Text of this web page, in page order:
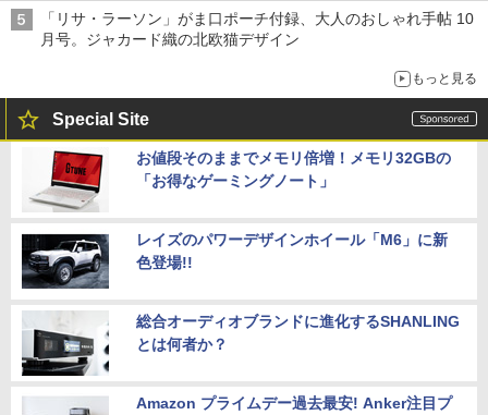
「リサ・ラーソン」がま口ポーチ付録、大人のおしゃれ手帖 10
月号。ジャカード織の北欧猫デザイン
もっと見る
Special Site
お値段そのままでメモリ倍増！メモリ32GBの
「お得なゲーミングノート」
レイズのパワーデザインホイール「M6」に新
色登場!!
総合オーディオブランドに進化するSHANLING
とは何者か？
Amazon プライムデー過去最安! Anker注目プ